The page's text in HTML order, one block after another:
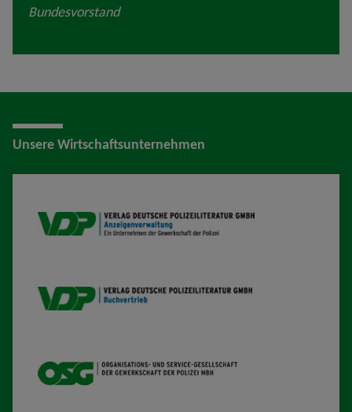
Bundesvorstand
Unsere Wirtschaftsunternehmen
VDP AV
VDP B
OSG